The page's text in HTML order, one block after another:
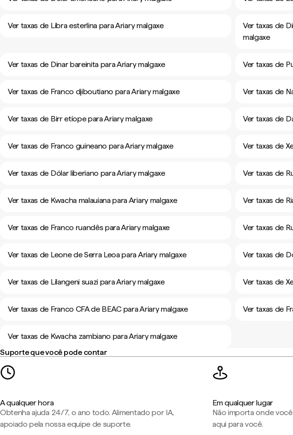
Ver taxas de Libra esterlina para Ariary malgaxe
Ver taxas de
malgaxe
Ver taxas de Dinar bareinita para Ariary malgaxe Ver taxas de
Ver taxas de Franco djiboutiano para Ariary malgaxe Ver taxas de
Ver taxas de Birr etíope para Ariary malgaxe Ver taxas de
Ver taxas de Franco guineano para Ariary malgaxe Ver taxas de
Ver taxas de Dólar liberiano para Ariary malgaxe Ver taxas de
Ver taxas de Kwacha malauiana para Ariary malgaxe Ver taxas de
Ver taxas de Franco ruandês para Ariary malgaxe Ver taxas de
Ver taxas de Leone de Serra Leoa para Ariary malgaxe Ver taxas de
Ver taxas de Lilangeni suazi para Ariary malgaxe Ver taxas de
Ver taxas de Franco CFA de BEAC para Ariary malgaxe Ver taxas de
Ver taxas de Kwacha zambiano para Ariary malgaxe
Suporte que você pode contar
A qualquer hora
Obtenha ajuda 24/7, o ano todo. Alimentado por IA,
apoiado pela nossa equipe de suporte.
Em qualquer lugar
Não importa onde
aqui para você.